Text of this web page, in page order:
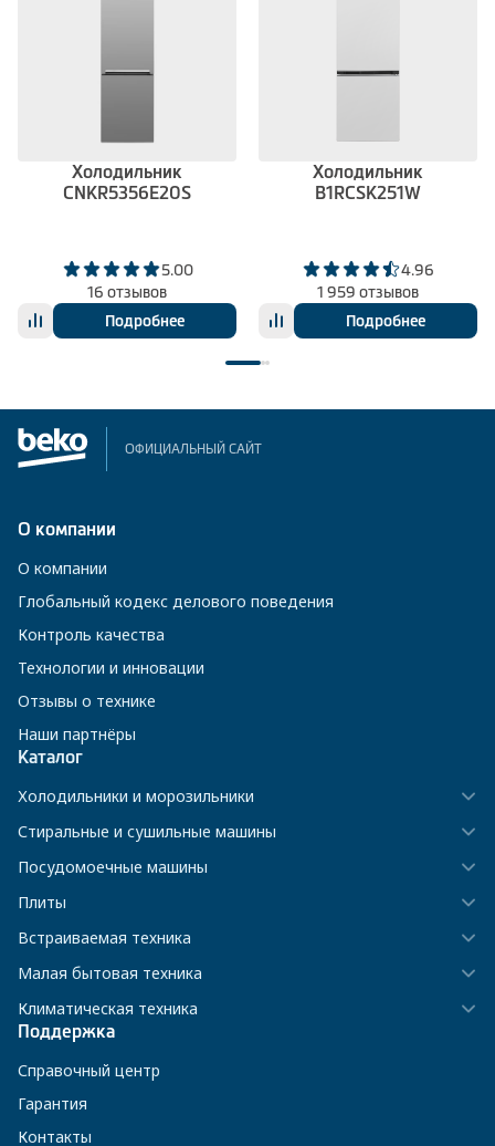
Холодильник
CNKR5356E20S
5.00
16 отзывов
Подробнее
Холодильник
B1RCSK251W
4.96
1 959 отзывов
Подробнее
ОФИЦИАЛЬНЫЙ САЙТ
О компании
О компании
Глобальный кодекс делового поведения
Контроль качества
Технологии и инновации
Отзывы о технике
Наши партнёры
Каталог
Холодильники и морозильники
Стиральные и сушильные машины
Посудомоечные машины
Плиты
Встраиваемая техника
Малая бытовая техника
Климатическая техника
Поддержка
Справочный центр
Гарантия
Контакты